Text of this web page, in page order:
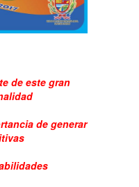
de este gran
de generar